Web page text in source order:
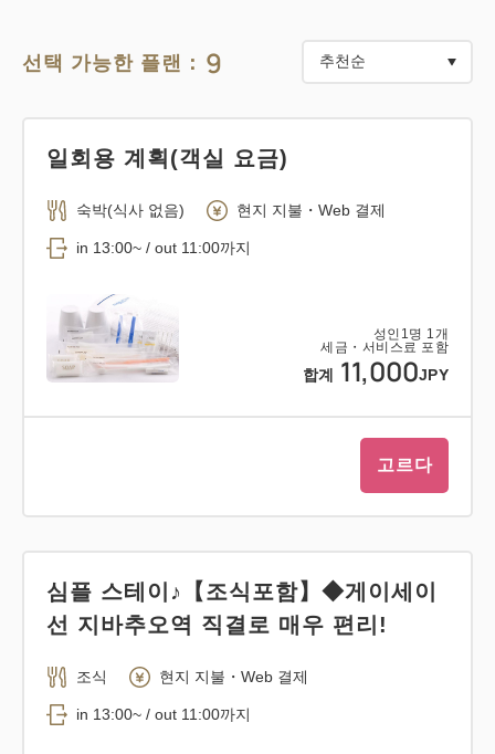
● 객실 설비 & 어메니티
이스 타월 / 워시 타월 / 잠옷 / 슬리퍼 / TV / 끓는 냄비
실/탈취제
침대 가드/슬리퍼/보조 변기/베이비 코트 무료(길이
120 cm폭 70 cm)/잠옷(옷길이 74 cm품 46 cm)
●금연실
선택 가능한 플랜： 9
성인 1명 1개
세금・서비스료 포함
합계 11,000JPY
일회용 계획(객실 요금)
숙박(식사 없음) 현지 지불・Web 결제
in 13:00~ / out 11:00까지
고르다
심플 스테이♪【조식포함】◆게이세이
선 지바추오역 직결로 매우 편리!
조식 현지 지불・Web 결제
in 13:00~ / out 11:00까지